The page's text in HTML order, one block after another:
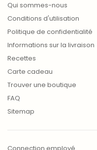
Qui sommes-nous
Conditions d'utilisation
Politique de confidentialité
Informations sur la livraison
Recettes
Carte cadeau
Trouver une boutique
FAQ
Sitemap